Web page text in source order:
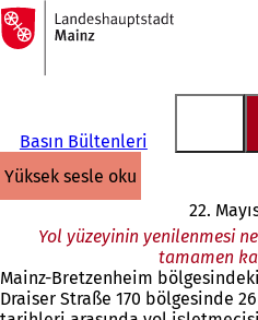
İçeriğe atla
Ana
sayfaya
Basın Bültenleri
yüksek sesle oku
22.
Yol yüzeyinin yenilenmesi
tamamen
Mainz-Bretzenheim
Draiser Straße 170 bölgesinde